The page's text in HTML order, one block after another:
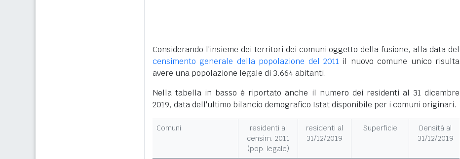
Considerando l'insieme dei territori dei comuni oggetto della fusione, alla data del
censimento generale della popolazione del 2011 il nuovo comune unico risulta
avere una popolazione legale di 3.664 abitanti.
Nella tabella in basso è riportato anche il numero dei residenti al 31 dicembre
2019, data dell'ultimo bilancio demografico Istat disponibile per i comuni originari.
Comuni
residenti al
censim. 2011
(pop. legale)
residenti al
31/12/2019
Superficie
Densità al
31/12/2019